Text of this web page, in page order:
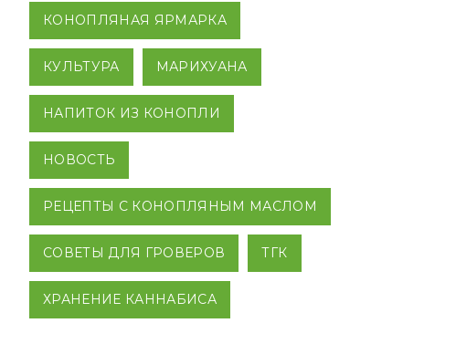
КОНОПЛЯНАЯ ЯРМАРКА
КУЛЬТУРА МАРИХУАНА
НАПИТОК ИЗ КОНОПЛИ
НОВОСТЬ
РЕЦЕПТЫ С КОНОПЛЯНЫМ МАСЛОМ
СОВЕТЫ ДЛЯ ГРОВЕРОВ ТГК
ХРАНЕНИЕ КАННАБИСА